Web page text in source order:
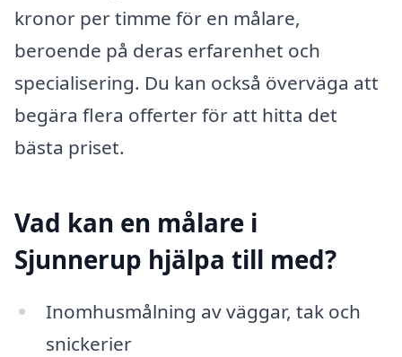
kronor per timme för en målare,
beroende på deras erfarenhet och
specialisering. Du kan också överväga att
begära flera offerter för att hitta det
bästa priset.
Vad kan en målare i
Sjunnerup hjälpa till med?
Inomhusmålning av väggar, tak och
snickerier